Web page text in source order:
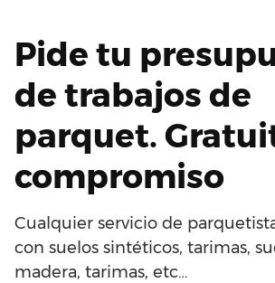
Pide tu
de trabajos de
parquet.
compromiso
Cualquier servicio de
con suelos sintéticos, tarimas,
madera, tarimas, etc…